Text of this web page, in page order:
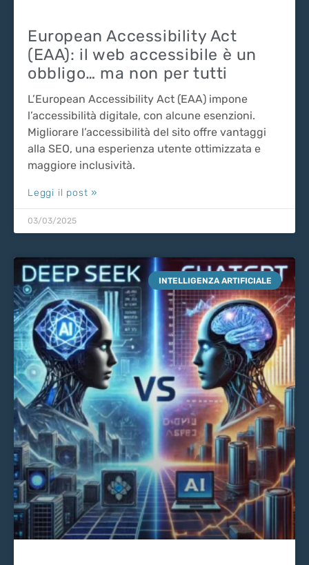
European Accessibility Act
(EAA): il web accessibile è un
obbligo… ma non per tutti
L’European Accessibility Act (EAA) impone
l’accessibilità digitale, con alcune esenzioni.
Migliorare l’accessibilità del sito offre vantaggi
alla SEO, una esperienza utente ottimizzata e
maggiore inclusività.
Leggi il post »
03/03/2025
INTELLIGENZA ARTIFICIALE